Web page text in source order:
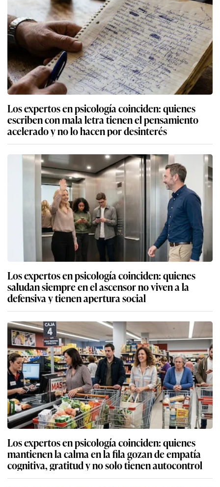
Los expertos en psicología coinciden: quienes
escriben con mala letra tienen el pensamiento
acelerado y no lo hacen por desinterés
Los expertos en psicología coinciden: quienes
saludan siempre en el ascensor no viven a la
defensiva y tienen apertura social
Los expertos en psicología coinciden: quienes
mantienen la calma en la fila gozan de empatía
cognitiva, gratitud y no solo tienen autocontrol